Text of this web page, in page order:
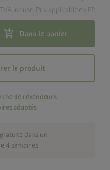
incluse. Prix applicable en FR
add_shopping_cart Dans le panier
le produit
de revendeurs
adaptés
dans un
4 semaines